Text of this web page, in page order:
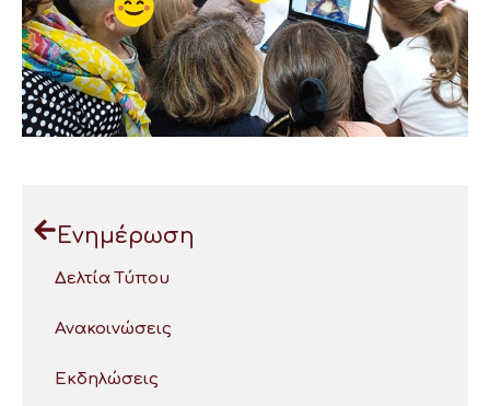
Ενημέρωση
Δελτία Τύπου
Ανακοινώσεις
Εκδηλώσεις